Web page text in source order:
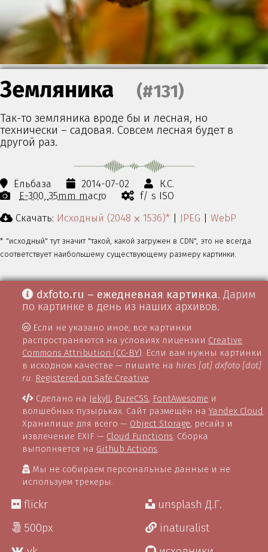
Земляника (#131)
Так-то земляника вроде бы и лесная, но
технически – садовая. Совсем лесная будет в
другой раз.
Ёльбаза 2014-07-02
К.С.
E-300 35mm macro
f/ s ISO
Скачать: Исходный (2048 ⨉ 1536)* | JPEG | WebP
* "исходный" тут значит "такой, какой загружен в CDN", это не всегда
соответствует наибольшему существующему размеру картинки.
dxfoto.ru – ежедневная картинка. Дарим
по картинке в день из наших архивов.
Если не указано иное, все картинки
распространяются на условиях лицензии Creative
Commons Attribution (CC-BY) . Если вам нужны картинки
в исходном качестве — пишите на hires [at] dxfoto [dot]
ru Registered on Safe Creative
Сделано на Jekyll, PureCSS, FontAwesome и
волшебных пузырьках. Сайт размещён наYandex Cloud
Хранилище для всего — Object Storage, ресайз и
извлечение EXIF — Cloud Functions . Сборка
выполняется на Github Actions
Мы не собираем персональные данные и не
используем трекеры.
flickr
500px
unsplash Д.Г.
inaturalist